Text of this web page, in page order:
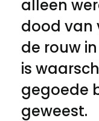
alleen
dood van
de rouw
is
gegoede
geweest.